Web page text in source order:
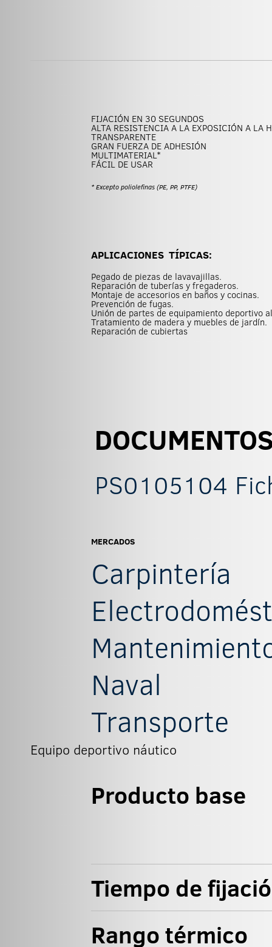
FIJACIÓN EN 30 SEGUNDOS
ALTA RESISTENCIA A LA EXPOSICIÓN A LA
TRANSPARENTE
GRAN FUERZA DE ADHESIÓN
MULTIMATERIAL*
FÁCIL DE USAR
* Excepto poliolefinas (PE, PP, PTFE)
APLICACIONES TÍPICAS:
Pegado de piezas de lavavajillas.
Reparación de tuberías y fregaderos.
Montaje de accesorios en baños y cocinas.
Prevención de fugas.
Unión de partes de equipamiento deportivo
Tratamiento de madera y muebles de jardín.
Reparación de cubiertas
PS0105104
MERCADOS
Carpintería
Naval
Transporte
Equipo deportivo náutico
Producto base
Tiempo de
Rango térmico